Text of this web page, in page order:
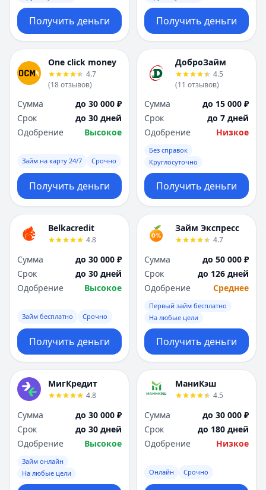
Получить деньги Получить деньги
One click money
4.7
(18отзывов)
Сумма
до 30 000 ₽
Срок
до 30 дней
Одобрение
Высокое
Займ на карту 24/7 Срочно
Получить деньги
ДоброЗайм
4.5
(11 отзывов)
Сумма
до 15 000 ₽
Срок
до 7 дней
Одобрение
Низкое
Без справок
Круглосуточно
Получить деньги
Belkacredit
4.8
Сумма
до 30 000 ₽
Срок
до 30 дней
Одобрение
Высокое
Займ бесплатно Срочно
Получить деньги
Займ Экспресс
4.7
Сумма
до 50 000 ₽
Срок
до 126 дней
Одобрение
Среднее
Первый займ бесплатно
На любые цели
Получить деньги
МигКредит
4.8
Сумма
до 30 000 ₽
Срок
до 30 дней
Одобрение
Высокое
Займ онлайн
На любые цели
МаниКэш
4.5
Сумма
до 30 000 ₽
Срок
до 180 дней
Одобрение
Низкое
Онлайн Срочно